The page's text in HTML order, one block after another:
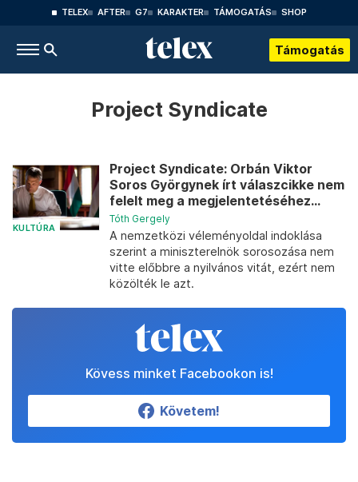
TELEX AFTER G7 KARAKTER TÁMOGATÁS SHOP
Támogatás
Project Syndicate
KULTÚRA
Project Syndicate: Orbán Viktor
Soros Györgynek írt válaszcikke nem
felelt meg a megjelentetéséhez...
Tóth Gergely
A nemzetközi véleményoldal indoklása
szerint a miniszterelnök sorosozása nem
vitte előbbre a nyilvános vitát, ezért nem
közölték le azt.
Kövess minket Facebookon is!
Követem!